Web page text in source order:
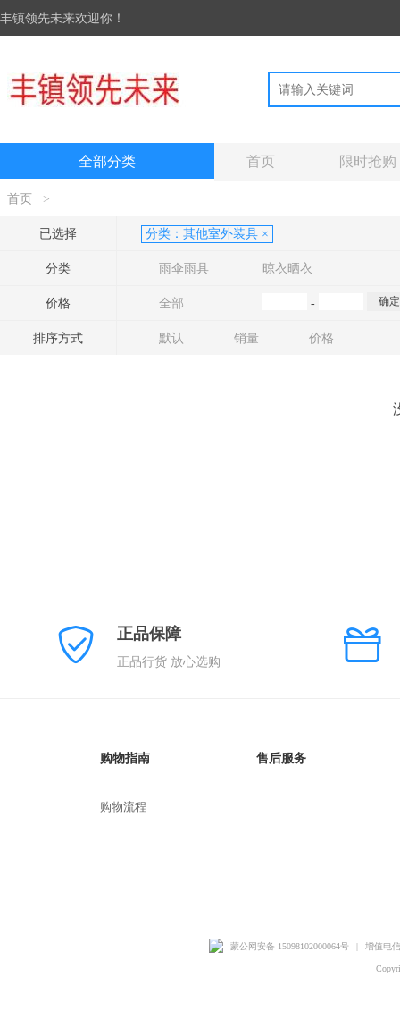
丰镇领先未来欢迎你！
全部分类 首页 限时抢购
首页 >
已选择 分类： 其他室外装具 ×
分类 雨伞雨具 晾衣晒衣
价格 全部 -
排序方式 默认 销量 价格
正品保障
正品行货 放心选购
购物指南
购物流程
售后服务
蒙公网安备 15098102000064号 | 增值电